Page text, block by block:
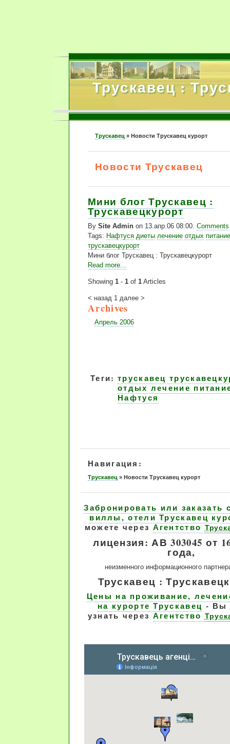
Трускавец :
Трускавец » Новости Трускавец курорт
Новости Трускавец
Мини блог Трускавец :
Трускавецкурорт
By Site Admin on 13.апр.06 08:00.
Tags: Нафтуся диеты лечение отдых питание
трускавецкурорт
Мини блог Трускавец : Трускавецкурорт
Read more...
Showing 1 - 1 of 1 Articles
< назад 1 далее >
Archives
Апрель 2006
Теги: трускавец
отдых лечение
Нафтуся
Навигация:
Трускавец » Новости Трускавец курорт
Забронировать или заказать
виллы, отели Трускавец
можете черезАгентство
лицензия: АВ 303045 от
года,
неизменного информационного
Трускавец :
Цены на проживание,
на курорте Трускавец- Вы
узнать черезАгентство